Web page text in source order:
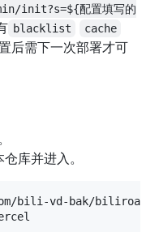
init?s=${配置填写的
blacklist
cache
后需下一次部署才可
库并进入。